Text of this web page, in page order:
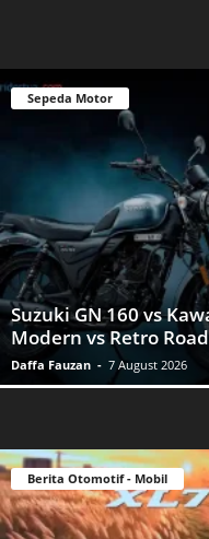
Sepeda Motor
Suzuki GN 160 vs
Modern vs Retro
Daffa Fauzan - 7 August 2026
Berita Otomotif - Mobil